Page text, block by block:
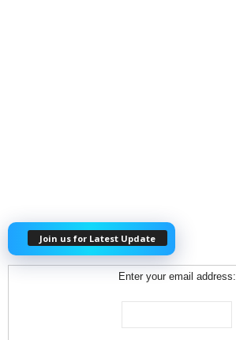
Join us for Latest Update
Enter your email address: